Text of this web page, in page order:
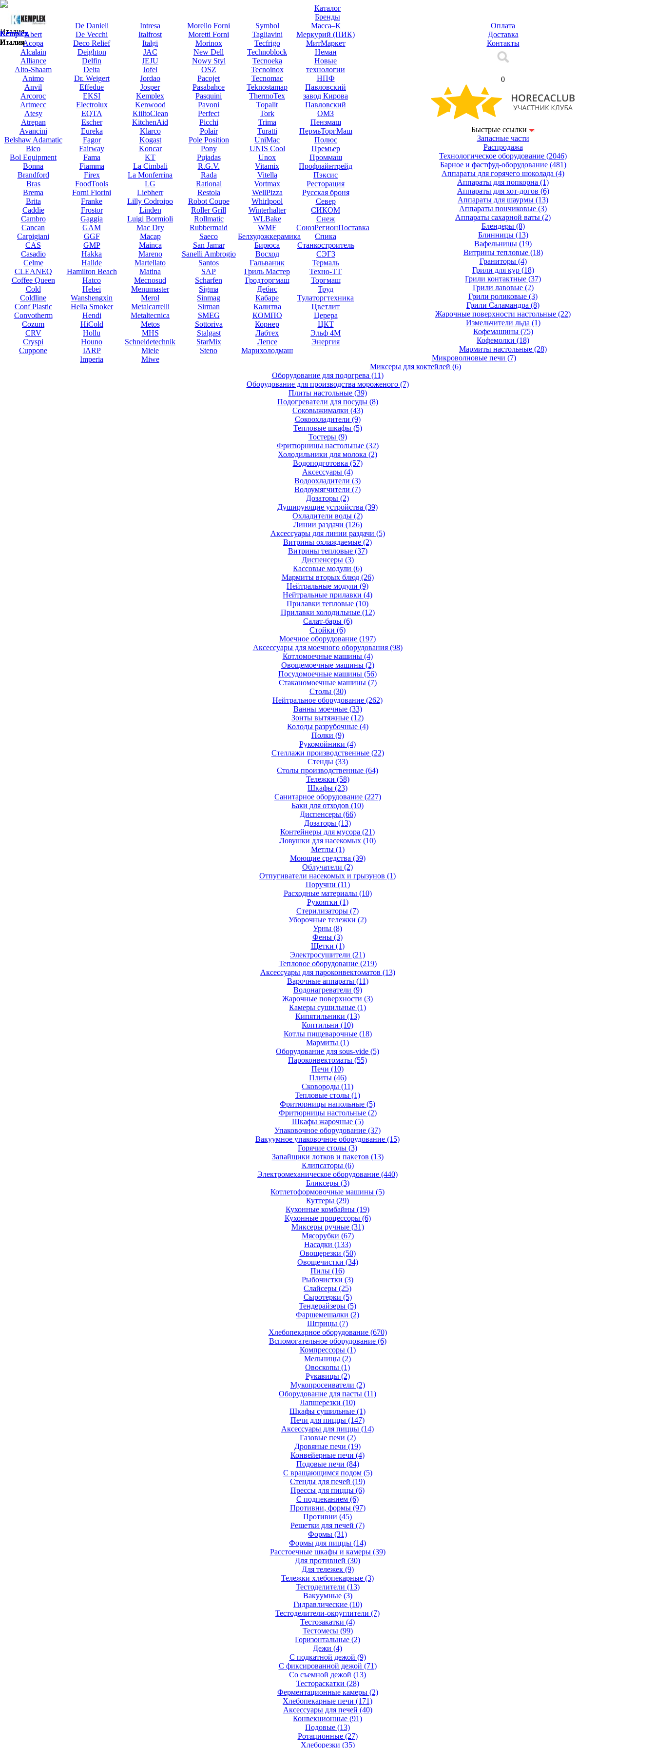
Каталог
Бренды
Abat
Abert
Acopa
Alcalain
Alliance
Alto-Shaam
Animo
Anvil
Arcoroc
Artmecc
Atesy
Atrepan
Avancini
Belshaw Adamatic
Bico
Bol Equipment
Bonna
Brandford
Bras
Brema
Brita
Caddie
Cambro
Cancan
Carpigiani
CAS
Casadio
Celme
CLEANEQ
Coffee Queen
Cold
Coldline
Conf Plastic
Convotherm
Cozum
CRV
Cryspi
Cuppone
De Danieli
De Vecchi
Deco Relief
Deighton
Delfin
Delta
Dr. Weigert
Effedue
EKSI
Electrolux
EQTA
Escher
Eureka
Fagor
Fairway
Fama
Fiamma
Firex
FoodTools
Forni Fiorini
Franke
Frostor
Gaggia
GAM
GGF
GMP
Hakka
Hallde
Hamilton Beach
Hatco
Hebei
Wanshengxin
Helia Smoker
Hendi
HiCold
Hollu
Houno
IARP
Imperia
Intresa
Italfrost
Italgi
JAC
JEJU
Jofel
Jordao
Josper
Kemplex
Kenwood
KiiltoClean
KitchenAid
Klarco
Kogast
Koncar
KT
La Cimbali
La Monferrina
LG
Liebherr
Lilly Codroipo
Linden
Luigi Bormioli
Mac Dry
Macap
Mainca
Mareno
Martellato
Matina
Mecnosud
Menumaster
Merol
Metalcarrelli
Metaltecnica
Metos
MHS
Schneidetechnik
Miele
Miwe
Morello Forni
Moretti Forni
Morinox
New Dell
Nowy Styl
OSZ
Pacojet
Pasabahce
Pasquini
Pavoni
Perfect
Picchi
Polair
Pole Position
Pony
Pujadas
R.G.V.
Rada
Rational
Restola
Robot Coupe
Roller Grill
Rollmatic
Rubbermaid
Saeco
San Jamar
Sanelli Ambrogio
Santos
SAP
Scharfen
Sigma
Sinmag
Sirman
SMEG
Sottoriva
Stalgast
StarMix
Steno
Symbol
Tagliavini
Tecfrigo
Technoblock
Tecnoeka
Tecnoinox
Tecnomac
Teknostamap
ThermoTex
Topalit
Tork
Trima
Turatti
UniMac
UNIS Cool
Unox
Vitamix
Vitella
Vortmax
WellPizza
Whirlpool
Winterhalter
WLBake
WMF
Белхудожкерамика
Бирюса
Восход
Гальваник
Гриль Мастер
Гродторгмаш
Дебис
Кабаре
Калитва
КОМПО
Корнер
Лабтех
Лепсе
Марихолодмаш
Масса–К
Меркурий (ПИК)
МитМаркет
Неман
Новые
технологии
НПФ
Павловский
завод Кирова
Павловский
ОМЗ
Пензмаш
ПермьТоргМаш
Полюс
Премьер
Проммаш
Профлайнтрейд
Пэксис
Ресторация
Русская броня
Север
СИКОМ
Снеж
СоюзРегионПоставка
Спика
Станкостроитель
СЭГЗ
Термаль
Техно-ТТ
Торгмаш
Труд
Тулаторгтехника
Цветлит
Церера
ЦКТ
Эльф 4М
Энергия
Оплата
Доставка
Контакты
0
Быстрые ссылки
Запасные части
Распродажа
Технологическое оборудование (2046)
Барное и фастфуд-оборудование (481)
Аппараты для горячего шоколада (4)
Аппараты для попкорна (1)
Аппараты для хот-догов (6)
Аппараты для шаурмы (13)
Аппараты пончиковые (3)
Аппараты сахарной ваты (2)
Блендеры (8)
Блинницы (13)
Вафельницы (19)
Витрины тепловые (18)
Граниторы (4)
Грили для кур (18)
Грили контактные (37)
Грили лавовые (2)
Грили роликовые (3)
Грили Саламандра (8)
Жарочные поверхности настольные (22)
Измельчители льда (1)
Кофемашины (75)
Кофемолки (18)
Мармиты настольные (28)
Микроволновые печи (7)
Миксеры для коктейлей (6)
Оборудование для подогрева (11)
Оборудование для производства мороженого (7)
Плиты настольные (39)
Подогреватели для посуды (8)
Соковыжималки (43)
Сокоохладители (9)
Тепловые шкафы (5)
Тостеры (9)
Фритюрницы настольные (32)
Холодильники для молока (2)
Водоподготовка (57)
Аксессуары (4)
Водоохладители (3)
Водоумягчители (7)
Дозаторы (2)
Душирующие устройства (39)
Охладители воды (2)
Линии раздачи (126)
Аксессуары для линии раздачи (5)
Витрины охлаждаемые (2)
Витрины тепловые (37)
Диспенсеры (3)
Кассовые модули (6)
Мармиты вторых блюд (26)
Нейтральные модули (9)
Нейтральные прилавки (4)
Прилавки тепловые (10)
Прилавки холодильные (12)
Салат-бары (6)
Стойки (6)
Моечное оборудование (197)
Аксессуары для моечного оборудования (98)
Котломоечные машины (4)
Овощемоечные машины (2)
Посудомоечные машины (56)
Стаканомоечные машины (7)
Столы (30)
Нейтральное оборудование (262)
Ванны моечные (33)
Зонты вытяжные (12)
Колоды разрубочные (4)
Полки (9)
Рукомойники (4)
Стеллажи производственные (22)
Стенды (33)
Столы производственные (64)
Тележки (58)
Шкафы (23)
Санитарное оборудование (227)
Баки для отходов (10)
Диспенсеры (66)
Дозаторы (13)
Контейнеры для мусора (21)
Ловушки для насекомых (10)
Метлы (1)
Моющие средства (39)
Облучатели (2)
Отпугиватели насекомых и грызунов (1)
Поручни (11)
Расходные материалы (10)
Рукоятки (1)
Стерилизаторы (7)
Уборочные тележки (2)
Урны (8)
Фены (3)
Щетки (1)
Электросушители (21)
Тепловое оборудование (219)
Аксессуары для пароконвектоматов (13)
Варочные аппараты (11)
Водонагреватели (9)
Жарочные поверхности (3)
Камеры сушильные (1)
Кипятильники (13)
Коптильни (10)
Котлы пищеварочные (18)
Мармиты (1)
Оборудование для sous-vide (5)
Пароконвектоматы (55)
Печи (10)
Плиты (46)
Сковороды (11)
Тепловые столы (1)
Фритюрницы напольные (5)
Фритюрницы настольные (2)
Шкафы жарочные (5)
Упаковочное оборудование (37)
Вакуумное упаковочное оборудование (15)
Горячие столы (3)
Запайщики лотков и пакетов (13)
Клипсаторы (6)
Электромеханическое оборудование (440)
Бликсеры (3)
Котлетоформовочные машины (5)
Куттеры (29)
Кухонные комбайны (19)
Кухонные процессоры (6)
Миксеры ручные (31)
Мясорубки (67)
Насадки (133)
Овощерезки (50)
Овощечистки (34)
Пилы (16)
Рыбочистки (3)
Слайсеры (25)
Сыротерки (5)
Тендерайзеры (5)
Фаршемешалки (2)
Шприцы (7)
Хлебопекарное оборудование (670)
Вспомогательное оборудование (6)
Компрессоры (1)
Мельницы (2)
Овоскопы (1)
Рукавицы (2)
Мукопросеиватели (2)
Оборудование для пасты (11)
Лапшерезки (10)
Шкафы сушильные (1)
Печи для пиццы (147)
Аксессуары для пиццы (14)
Газовые печи (2)
Дровяные печи (19)
Конвейерные печи (4)
Подовые печи (84)
С вращающимся подом (5)
Стенды для печей (19)
Прессы для пиццы (6)
С подпеканием (6)
Противни, формы (97)
Противни (45)
Решетки для печей (7)
Формы (31)
Формы для пиццы (14)
Расстоечные шкафы и камеры (39)
Для противней (30)
Для тележек (9)
Тележки хлебопекарные (3)
Тестоделители (13)
Вакуумные (3)
Гидравлические (10)
Тестоделители-округлители (7)
Тестозакатки (4)
Тестомесы (99)
Горизонтальные (2)
Дежи (4)
С подкатной дежой (9)
С фиксированной дежой (71)
Со съемной дежой (13)
Тестораскатки (28)
Ферментационные камеры (2)
Хлебопекарные печи (171)
Аксессуары для печей (40)
Конвекционные (91)
Подовые (13)
Ротационные (27)
Хлеборезки (35)
Kemplex
Италия
Kemplex
Италия
Kemplex
Италия
Kemplex
Италия
Kemplex
Италия
Kemplex
Италия
Kemplex
Италия
Kemplex
Италия
Kemplex
Италия
Kemplex
Италия
Kemplex
Италия
Kemplex
Италия
Kemplex
Италия